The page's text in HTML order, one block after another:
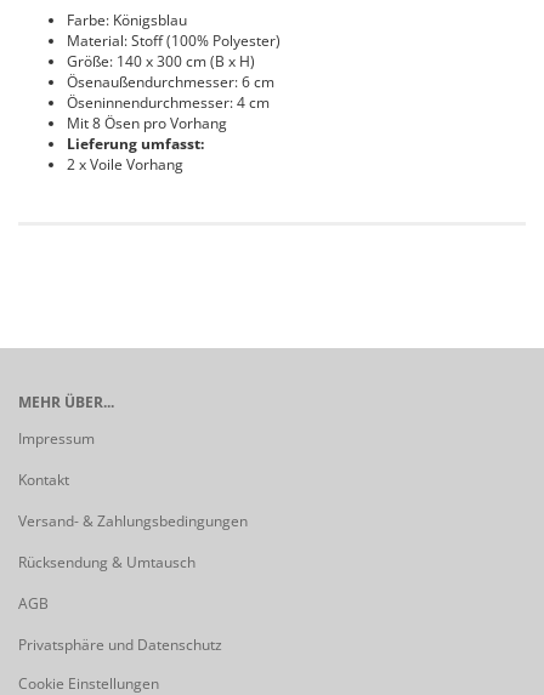
Farbe: Königsblau
Material: Stoff (100% Polyester)
Größe: 140 x 300 cm (B x H)
Ösenaußendurchmesser: 6 cm
Öseninnendurchmesser: 4 cm
Mit 8 Ösen pro Vorhang
Lieferung umfasst:
2 x Voile Vorhang
MEHR ÜBER...
Impressum
Kontakt
Versand- & Zahlungsbedingungen
Rücksendung & Umtausch
AGB
Privatsphäre und Datenschutz
Cookie Einstellungen